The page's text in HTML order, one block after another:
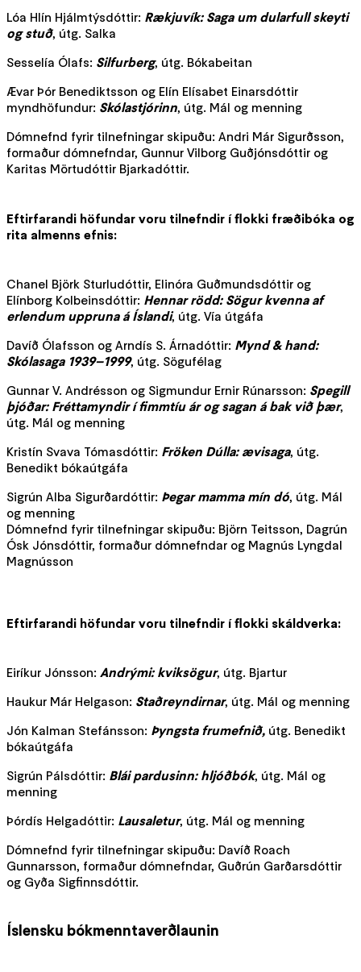
Lóa Hlín Hjálmtýsdóttir: Rækjuvík: Saga um dularfull skeyti
og stuð, útg. Salka
Sesselía Ólafs: Silfurberg, útg. Bókabeitan
Ævar Þór Benediktsson og Elín Elísabet Einarsdóttir
myndhöfundur: Skólastjórinn, útg. Mál og menning
Dómnefnd fyrir tilnefningar skipuðu: Andri Már Sigurðsson,
formaður dómnefndar, Gunnur Vilborg Guðjónsdóttir og
Karitas Mörtudóttir Bjarkadóttir.
Eftirfarandi höfundar voru tilnefndir í flokki fræðibóka og
rita almenns efnis:
Chanel Björk Sturludóttir, Elinóra Guðmundsdóttir og
Elínborg Kolbeinsdóttir: Hennar rödd: Sögur kvenna af
erlendum uppruna á Íslandi, útg. Vía útgáfa
Davíð Ólafsson og Arndís S. Árnadóttir: Mynd & hand:
Skólasaga 1939–1999, útg. Sögufélag
Gunnar V. Andrésson og Sigmundur Ernir Rúnarsson: Spegill
þjóðar: Fréttamyndir í fimmtíu ár og sagan á bak við þær,
útg. Mál og menning
Kristín Svava Tómasdóttir: Fröken Dúlla: ævisaga, útg.
Benedikt bókaútgáfa
Sigrún Alba Sigurðardóttir: Þegar mamma mín dó, útg. Mál
og menning
Dómnefnd fyrir tilnefningar skipuðu: Björn Teitsson, Dagrún
Ósk Jónsdóttir, formaður dómnefndar og Magnús Lyngdal
Magnússon
Eftirfarandi höfundar voru tilnefndir í flokki skáldverka:
Eiríkur Jónsson: Andrými: kviksögur, útg. Bjartur
Haukur Már Helgason: Staðreyndirnar, útg. Mál og menning
Jón Kalman Stefánsson: Þyngsta frumefnið, útg. Benedikt
bókaútgáfa
Sigrún Pálsdóttir: Blái pardusinn: hljóðbók, útg. Mál og
menning
Þórdís Helgadóttir: Lausaletur, útg. Mál og menning
Dómnefnd fyrir tilnefningar skipuðu: Davíð Roach
Gunnarsson, formaður dómnefndar, Guðrún Garðarsdóttir
og Gyða Sigfinnsdóttir.
Íslensku bókmenntaverðlaunin